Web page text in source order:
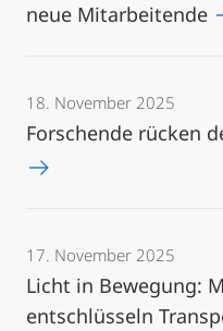
neue Mitarbeitende
18. November 2025
Forschende rücken
17. November 2025
Licht in Bewegung:
entschlüsseln